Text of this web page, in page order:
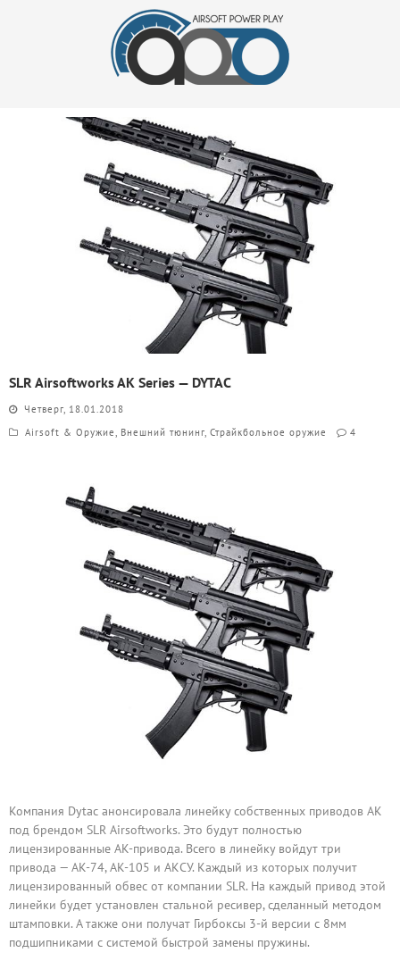
SLR Airsoftworks AK Series — DYTAC
Четверг, 18.01.2018
Airsoft & Оружие, Внешний тюнинг, Страйкбольное оружие 4
Компания Dytac анонсировала линейку собственных приводов АК
под брендом SLR Airsoftworks. Это будут полностью
лицензированные АК-привода. Всего в линейку войдут три
привода — АК-74, АК-105 и АКСУ. Каждый из которых получит
лицензированный обвес от компании SLR. На каждый привод этой
линейки будет установлен стальной ресивер, сделанный методом
штамповки. А также они получат Гирбоксы 3-й версии с 8мм
подшипниками с системой быстрой замены пружины.